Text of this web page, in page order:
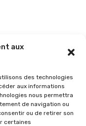
aux
des technologies
aux informations
nous permettra
de navigation ou
ou de retirer son
certaines